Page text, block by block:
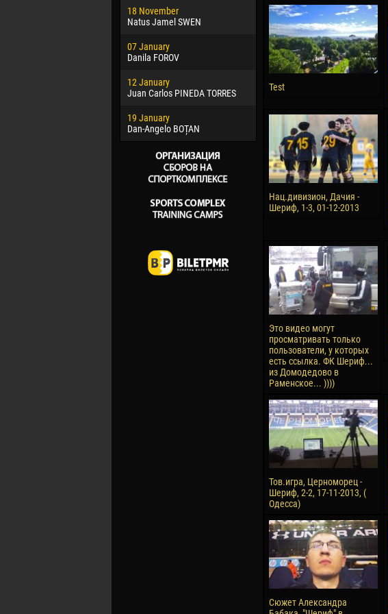
18 November
Natus Jamel SWEN
07 January
Danila FOROV
12 January
Juan Carlos PINEDA TORRES
19 January
Dan-Angelo BOȚAN
Jayder Moreno ASPRILLA
22 March
Samba KONÉ
26 March
Vitor Hugo Morais de OLIVEIRA
Raí LOPES DE OLIVEIRA
Test
Нац.дивизион, Дачия -
Шериф, 1-3, 01-12-2013
Это видео могут
просматривать только
пользователи, у которых
есть ссылка. ФК Шериф...
из Домодедово в
Раменское... ))))
Тов.игра, Церноморец -
Шериф, 2-2, 17-11-2013, (
Одесса)
Сюжет Александра